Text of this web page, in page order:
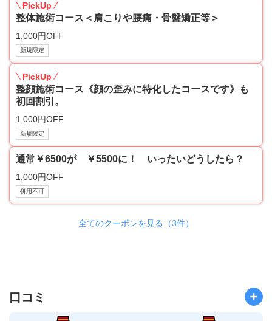
PickUp
整体施術コース＜肩こりや腰痛・骨盤矯正等＞
1,000円OFF
新規限定
PickUp
整顔施術コース《顔の歪みに特化したコースです》も
初回割引。
1,000円OFF
新規限定
通常￥6500が ￥5500に！ いったいどうしたら？
1,000円OFF
併用不可
全てのクーポンを見る（3件）
口コミ